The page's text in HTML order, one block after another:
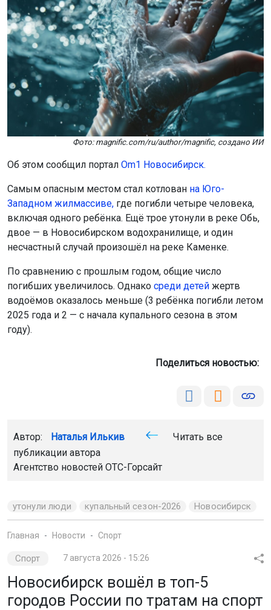
Фото: magnific.com/ru/author/magnific, создано ИИ
Об этом сообщил портал Om1 Новосибирск.
Самым опасным местом стал котлован на Юго-
Западном жилмассиве, где погибли четыре человека,
включая одного ребёнка. Ещё трое утонули в реке Обь,
двое — в Новосибирском водохранилище, и один
несчастный случай произошёл на реке Каменке.
По сравнению с прошлым годом, общие число
погибших увеличилось. Однако среди детей жертв
водоёмов оказалось меньше (3 ребёнка погибли летом
2025 года и 2 — с начала купального сезона в этом
году).
Поделиться новостью:
Автор: Наталья Илькив
Читать все
публикации автора
Агентство новостей ОТС-Горсайт
утонули люди купальный сезон-2026 Новосибирск
Главная Новости Спорт
Спорт 7 августа 2026 - 15:26
Новосибирск вошёл в топ-5
городов России по тратам на спорт